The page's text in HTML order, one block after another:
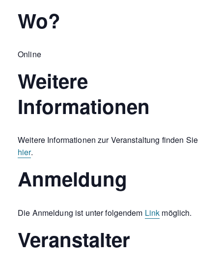
Wo?
Online
Weitere
Informationen
Weitere Informationen zur Veranstaltung finden Sie
hier.
Anmeldung
Die Anmeldung ist unter folgendem Link möglich.
Veranstalter